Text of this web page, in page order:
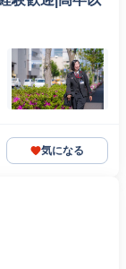
気になる